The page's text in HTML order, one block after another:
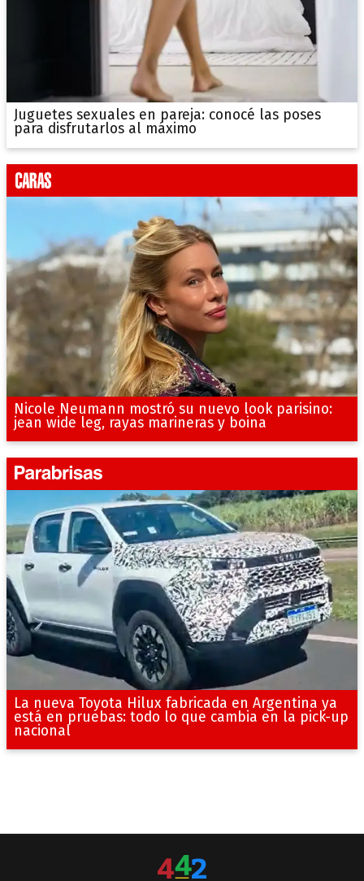
Juguetes sexuales en pareja: conocé las poses
para disfrutarlos al máximo
Nicole Neumann mostró su nuevo look parisino:
jean wide leg, rayas marineras y boina
La nueva Toyota Hilux fabricada en Argentina ya
está en pruebas: todo lo que cambia en la pick-up
nacional